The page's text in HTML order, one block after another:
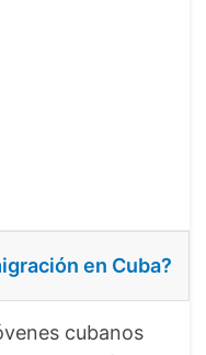
en Cuba?
cubanos